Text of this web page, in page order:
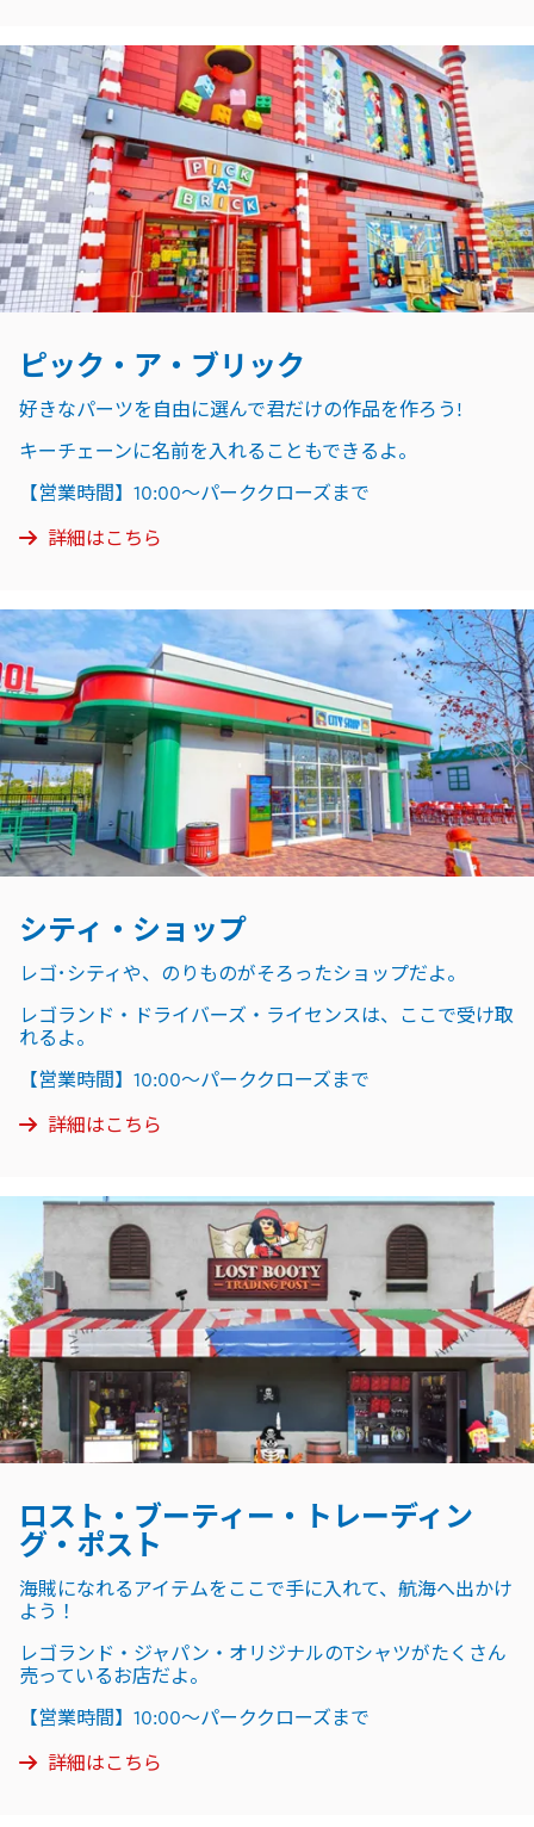
ピック・ア・ブリック
好きなパーツを自由に選んで君だけの作品を作ろう!
キーチェーンに名前を入れることもできるよ。
【営業時間】10:00～パーククローズまで
詳細はこちら
シティ・ショップ
レゴ･シティや、のりものがそろったショップだよ。
レゴランド・ドライバーズ・ライセンスは、ここで受け取
れるよ。
【営業時間】10:00～パーククローズまで
詳細はこちら
ロスト・ブーティー・トレーディン
グ・ポスト
海賊になれるアイテムをここで手に入れて、航海へ出かけ
よう！
レゴランド・ジャパン・オリジナルのTシャツがたくさん
売っているお店だよ。
【営業時間】10:00～パーククローズまで
詳細はこちら